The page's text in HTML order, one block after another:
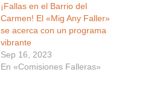
¡Fallas en el Barrio del
Carmen! El «Mig Any Faller»
se acerca con un programa
vibrante
Sep 16, 2023
En «Comisiones Falleras»